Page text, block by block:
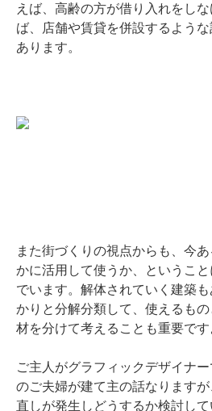
えば、高齢の方が借り入れをし
ば、店舗や賃貸を併設するよう
あります。
また街づくりの視点からも、今
かに活用して使うか、というこ
でいます。解体されていく建築
かりと分解分類して、使えるも
材を分けて考えることも重要です
ご主人がグラフィックデザイナ
のご夫婦が建て主の話なります
直しが発生しどうするか検討し